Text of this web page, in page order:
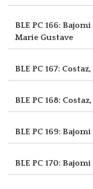
BLE PC 166:
Marie Gustave
BLE PC 167:
BLE PC 168:
BLE PC 169:
BLE PC 170: